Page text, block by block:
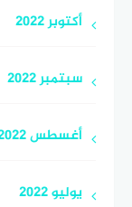
أكتوبر 2022
سبتمبر 2022
أغسطس 2022
يوليو 2022